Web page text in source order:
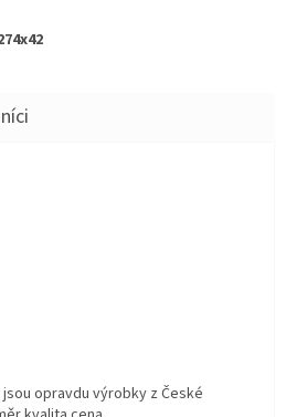
je 5 z 5 hvězdiček.
je 5 z 5 hvězdiček.
opravdu výrobky z České